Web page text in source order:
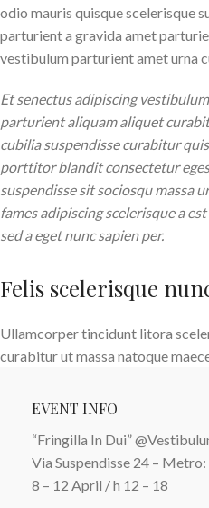
odio mauris quisque scelerisque
parturient a gravida amet
vestibulum parturient amet urna
Et senectus adipiscing
parturient aliquam aliquet
cubilia suspendisse curabitur
porttitor blandit consectetur
suspendisse sit sociosqu massa
fames adipiscing scelerisque a
sed a eget nunc sapien per.
Felis scelerisque
Ullamcorper tincidunt litora
curabitur ut massa natoque
EVENT INFO
“Fringilla In Dui”
Via Suspendisse 24 –
8 – 12 April / h 12 – 18